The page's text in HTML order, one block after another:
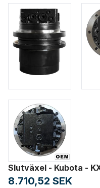
Slutväxel - Kubota -
8.710,52 SEK